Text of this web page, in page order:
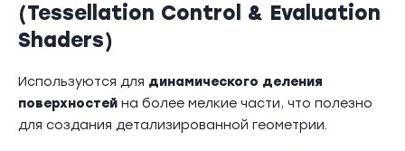
(Tessellation Control & Evaluation
Shaders)
Используются для динамического деления
поверхностей на более мелкие части, что полезно
для создания детализированной геометрии.